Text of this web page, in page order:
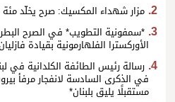
مزار شهداء المكسيك: صرح يخلّد
*سمفونية التطويب* في الصرح
الأوركسترا الفلهارمونية بقيادة
رسالة رئيس الطائفة الكلدانية في
في الذكرى السادسة لانفجار مرفأ
مستقبلًا يليق بلبنان*